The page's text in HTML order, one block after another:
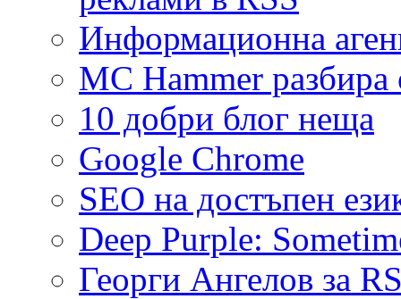
Информационна
MC Hammer разбира
10 добри блог неща
Google Chrome
SEO на достъпен
Deep Purple:
Георги Ангелов за